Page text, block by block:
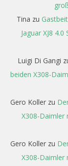
Tina zu
Jaguar XJ8
Luigi Di Gangi
beiden X308-
Gero Kollerzu
X308-Daimler
Gero Kollerzu
X308-Daimler